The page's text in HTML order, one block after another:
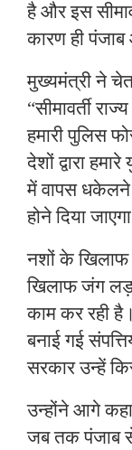
है और इस
कारण ही
मुख्यमंत्री ने
“सीमावर्ती
हमारी पुलिस
देशों द्वारा
में वापस धकेलने
होने दिया
नशों के खिलाफ
खिलाफ जंग लड़
काम कर रही
बनाई गई
सरकार उन्हें
उन्होंने आगे
जब तक पंजाब से